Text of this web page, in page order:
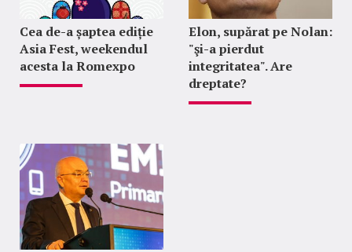
Cea de-a șaptea ediție
Asia Fest, weekendul
acesta la Romexpo
Elon, supărat pe Nolan:
"şi-a pierdut
integritatea". Are
dreptate?